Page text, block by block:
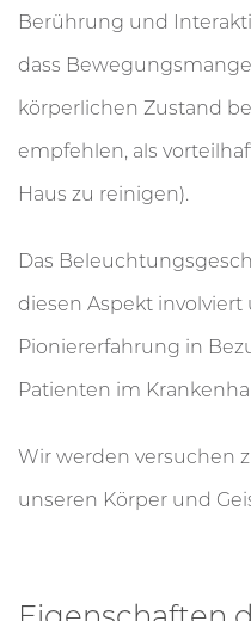
Berührung und
dass
körperlichen Zustand
empfehlen, als
Haus zu reinigen).
Das
diesen Aspekt
Pioniererfahrung in
Patienten im
Wir werden versuchen
unseren Körper und